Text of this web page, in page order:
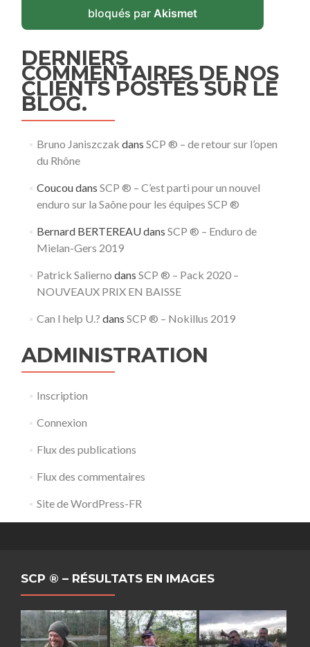
bloqués par Akismet
DERNIERS
COMMENTAIRES DE NOS
CLIENTS POSTÉS SUR LE
BLOG.
Bruno Janiszczak dans SCP ® – de retour sur l’open
du Rhône
Coucoudans SCP ® – C’est parti pour un nouvel
enduro sur la Saône pour les équipes SCP ®
Bernard BERTEREAUdans SCP ® – Enduro de
Mielan-Gers 2019
Patrick Salierno dans SCP ® – Pack 2020 –
NOUVEAUX PRIX EN BAISSE
Can I help U.? dans SCP ® – Nokillus 2019
ADMINISTRATION
Inscription
Connexion
Flux des publications
Flux des commentaires
Site de WordPress-FR
SCP ® – RÉSULTATS EN IMAGES